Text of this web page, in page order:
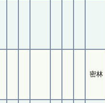
密林